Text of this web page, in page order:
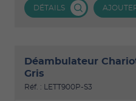
DÉTAILS
Déambulateur
Gris
Réf. : LETT900P-S3